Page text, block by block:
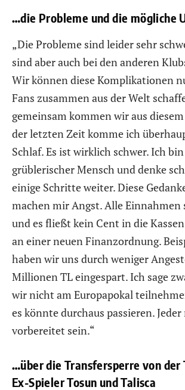
…die Probleme und die mögliche
„Die Probleme sind leider sehr
sind aber auch bei den anderen
Wir können diese Komplikationen
Fans zusammen aus der Welt
gemeinsam kommen wir aus
der letzten Zeit komme ich
Schlaf. Es ist wirklich schwer. Ich
grüblerischer Mensch und denke
einige Schritte weiter. Diese
machen mir Angst. Alle Einnahmen
und es fließt kein Cent in die
an einer neuen Finanzordnung.
haben wir uns durch weniger
Millionen TL eingespart. Ich sage
wir nicht am Europapokal
es könnte durchaus passieren.
vorbereitet sein.“
…über die Transfersperre von der
Ex-Spieler Tosun und Talisca